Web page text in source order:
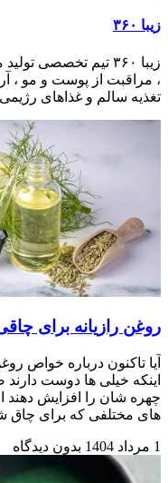
زیبا ۳۶۰
زیبا ۳۶۰ تیم تخصصی
، مراقبت از پوست و مو ،
تغذیه سالم و غذاهای
روغن رازیانه برای
آیا تاکنون درباره خواص
اینکه خیلی ها دوست
چهره شان را افزایش
های مختلفی که برای
1 مرداد 1404 بدون دیدگاه